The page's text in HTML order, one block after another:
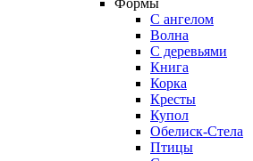
Формы
С ангелом
Волна
С деревьями
Книга
Корка
Кресты
Купол
Обелиск-Стела
Птицы